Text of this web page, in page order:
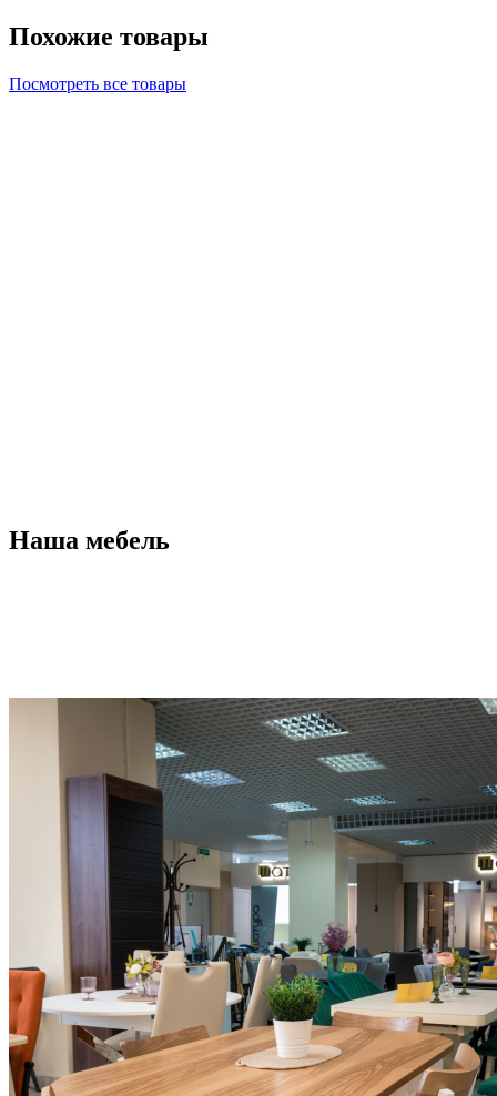
Похожие товары
Посмотреть все товары
Наша мебель